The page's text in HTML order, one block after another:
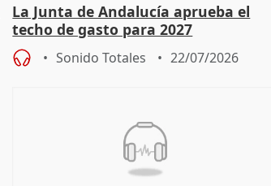
La Junta de Andalucía aprueba el
techo de gasto para 2027
Sonido Totales 22/07/2026